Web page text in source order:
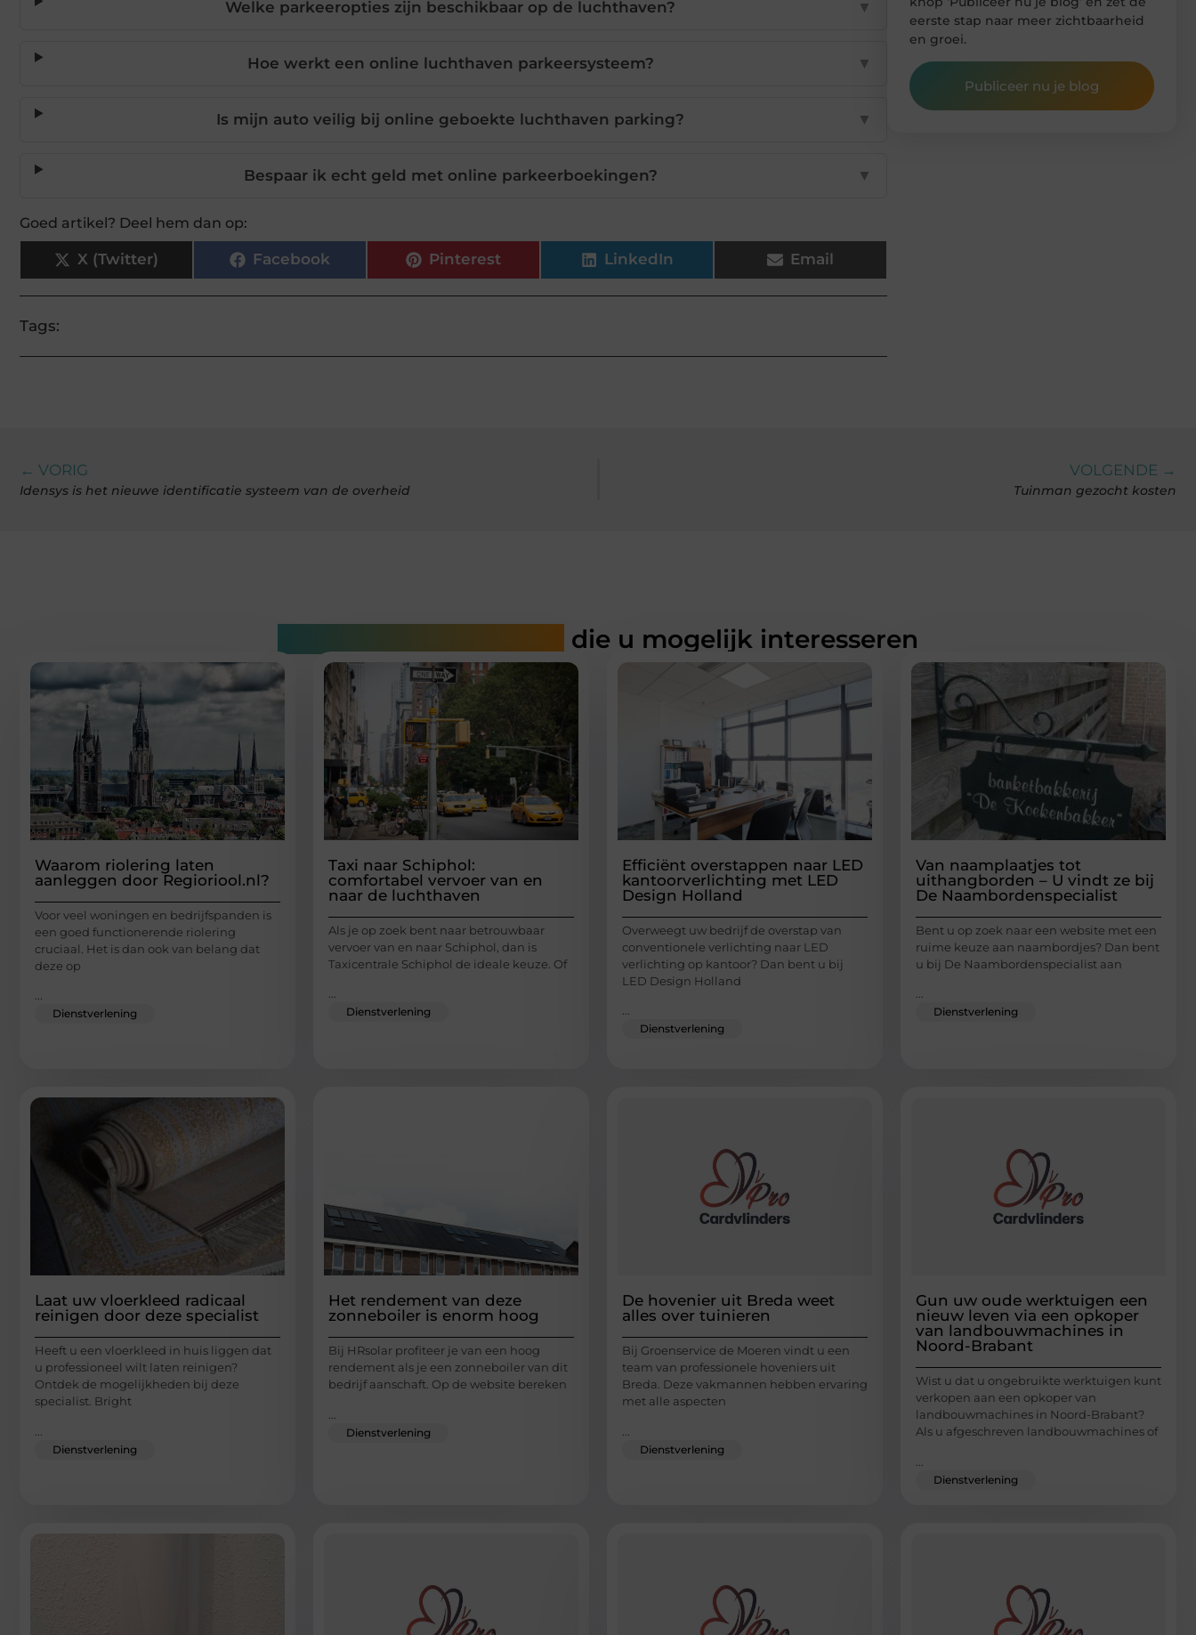
Welke parkeeropties zijn beschikbaar op de luchthaven? ▼
Hoe werkt een online luchthaven parkeersysteem? ▼
Is mijn auto veilig bij online geboekte luchthaven parking? ▼
Bespaar ik echt geld met online parkeerboekingen? ▼
Goed artikel? Deel hem dan op:
X (Twitter) Facebook Pinterest LinkedIn Email
Tags:
eerste stap naar meer zichtbaarheid
en groei.
Publiceer nu je blog
← VORIG
Idensys is het nieuwe identificatie systeem van de overheid
VOLGENDE →
Tuinman gezocht kosten
die u mogelijk interesseren
Waarom riolering laten
aanleggen door Regioriool.nl?
Voor veel woningen en bedrijfspanden is
een goed functionerende riolering
cruciaal. Het is dan ook van belang dat
deze op
...
Dienstverlening
Taxi naar Schiphol:
comfortabel vervoer van en
naar de luchthaven
Als je op zoek bent naar betrouwbaar
vervoer van en naar Schiphol, dan is
Taxicentrale Schiphol de ideale keuze. Of
...
Dienstverlening
Efficiënt overstappen naar LED
kantoorverlichting met LED
Design Holland
Overweegt uw bedrijf de overstap van
conventionele verlichting naar LED
verlichting op kantoor? Dan bent u bij
LED Design Holland
...
Dienstverlening
Van naamplaatjes tot
uithangborden – U vindt ze bij
De Naambordenspecialist
Bent u op zoek naar een website met een
ruime keuze aan naambordjes? Dan bent
u bij De Naambordenspecialist aan
...
Dienstverlening
Laat uw vloerkleed radicaal
reinigen door deze specialist
Heeft u een vloerkleed in huis liggen dat
u professioneel wilt laten reinigen?
Ontdek de mogelijkheden bij deze
specialist. Bright
Dienstverlening
Het rendement van deze
zonneboiler is enorm hoog
Bij HRsolar profiteer je van een hoog
rendement als je een zonneboiler van dit
bedrijf aanschaft. Op de website bereken
Dienstverlening
De hovenier uit Breda weet
alles over tuinieren
Bij Groenservice de Moeren vindt u een
team van professionele hoveniers uit
Breda. Deze vakmannen hebben ervaring
met alle aspecten
Dienstverlening
Gun uw oude werktuigen een
nieuw leven via een opkoper
van landbouwmachines in
Noord-Brabant
Wist u dat u ongebruikte werktuigen kunt
verkopen aan een opkoper van
landbouwmachines in Noord-Brabant?
Als u afgeschreven landbouwmachines of
Dienstverlening